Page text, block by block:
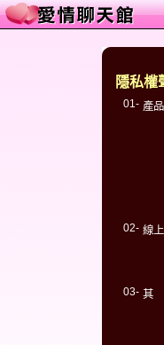
隱私權
01- 產
02- 線
03- 其